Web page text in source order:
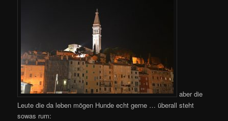
aber die
Leute die da leben mögen Hunde echt gerne … überall steht
sowas rum: